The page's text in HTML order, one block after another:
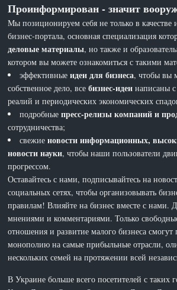
Проинформирован - значит
Мы позиционируем себя не только в
бизнес-портала, основная специализация
деловые материалы, но также и
котором вы можете ознакомиться с такими
эффективныеидеи для бизнеса, чтобы вы
собственное дело, всебизнес-идеи написаны
реалий и периодических экономических
подробныепресс-релизы компаний и
сотрудничества;
свежиеновости информационных,
новости науки, чтобы наши пользователи
прогрессом.
Оставайтесь с нами, подписывайтесь на
социальных сетях, чтобы организовывать
правилам! Влияйте на бизнес вместе с нами.
мнениями и комментариями. Только
отношения и развитие малого бизнеса
монополию на самые прибыльные отрасли,
нескольких семей на протяжении всей
В Украине больше всего посетителей с таких